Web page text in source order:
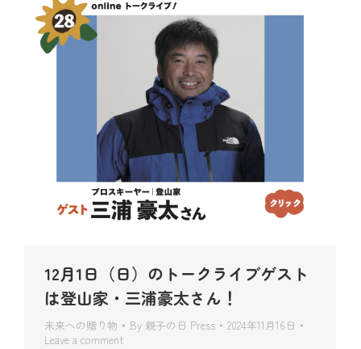
12月1日（日）のトークライブゲスト
は登山家・三浦豪太さん！
未来への贈り物 By 親子の日 Press
2024年11月16日
Leave a comment